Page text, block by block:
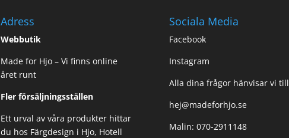
Adress
Webbutik
Made for Hjo – Vi finns online
året runt
Fler försäljningsställen
Ett urval av våra produkter hittar
du hos Färgdesign i Hjo, Hotell
Sociala Media
Facebook
Instagram
Alla dina frågor hänvisar vi till
hej@madeforhjo.se
Malin: 070-2911148